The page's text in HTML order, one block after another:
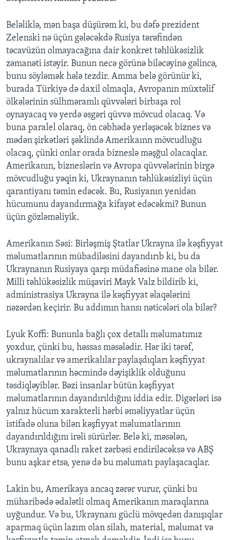
Beləliklə, mən başa düşürəm ki, bu dəfə prezident
Zelenski nə üçün gələcəkdə Rusiya tərəfindən
təcavüzün olmayacağına dair konkret təhlükəsizlik
zəmanəti istəyir. Bunun necə görünə biləcəyinə gəlincə,
bunu söyləmək hələ tezdir. Amma belə görünür ki,
burada Türkiyə də daxil olmaqla, Avropanın müxtəlif
ölkələrinin sülhməramlı qüvvələri birbaşa rol
oynayacaq və yerdə əsgəri qüvvə mövcud olacaq. Və
buna paralel olaraq, ön cəbhədə yerləşəcək biznes və
mədən şirkətləri şəklində Amerikaınn mövcudluğu
olacaq, çünki onlar orada bizneslə məşğul olacaqlar.
Amerikanın, bizneslərin və Avropa qüvvələrinin birgə
mövcudluğu yəqin ki, Ukraynanın təhlükəsizliyi üçün
qarantiyanı təmin edəcək. Bu, Rusiyanın yenidən
hücumunu dayandırmağa kifayət edəcəkmi? Bunun
üçün gözləməliyik.
Amerikanın Səsi: Birləşmiş Ştatlar Ukrayna ilə kəşfiyyat
məlumatlarının mübadiləsini dayandırıb ki, bu da
Ukraynanın Rusiyaya qarşı müdafiəsinə mane ola bilər.
Milli təhlükəsizlik müşaviri Mayk Valz bildirib ki,
administrasiya Ukrayna ilə kəşfiyyat əlaqələrini
nəzərdən keçirir. Bu addımın hansı nəticələri ola bilər?
Lyuk Koffi: Bununla bağlı çox detallı məlumatımız
yoxdur, çünki bu, həssas məsələdir. Hər iki tərəf,
ukraynalılar və amerikalılar paylaşdıqları kəşfiyyat
məlumatlarının həcmində dəyişiklik olduğunu
təsdiqləyiblər. Bəzi insanlar bütün kəşfiyyat
məlumatlarının dayandırıldığını iddia edir. Digərləri isə
yalnız hücum xarakterli hərbi əməliyyatlar üçün
istifadə oluna bilən kəşfiyyat məlumatlarının
dayandırıldığını irəli sürürlər. Belə ki, məsələn,
Ukraynaya qanadlı raket zərbəsi endiriləcəksə və ABŞ
bunu aşkar etsə, yenə də bu məlumatı paylaşacaqlar.
Lakin bu, Amerikaya ancaq zərər vurur, çünki bu
müharibədə ədalətli olmaq Amerikanın maraqlarına
uyğundur. Və bu, Ukraynanı güclü mövqedən danışıqlar
aparmaq üçün lazım olan silah, material, məlumat və